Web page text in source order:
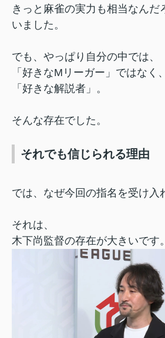
きっと麻雀の実力も相当なんだ
いました。
でも、やっぱり自分の中では、
「好きなMリーガー」ではなく、
「好きな解説者」。
そんな存在でした。
それでも信じられる理由
では、なぜ今回の指名を受け入
それは、
木下尚監督の存在が大きいです。